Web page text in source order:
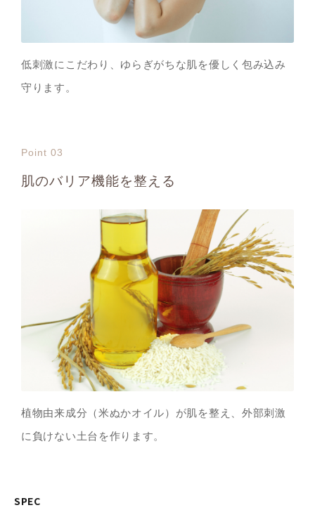
低刺激にこだわり、ゆらぎがちな肌を優しく包み込み
守ります。
Point 03
肌のバリア機能を整える
植物由来成分（米ぬかオイル）が肌を整え、外部刺激
に負けない土台を作ります。
SPEC